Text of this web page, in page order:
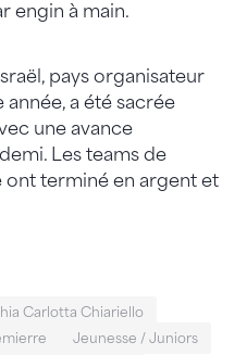
engin à main.
pays organisateur
a été sacrée
une avance
Les teams de
ont terminé en argent et
Carlotta Chiariello
Jeunesse / Juniors